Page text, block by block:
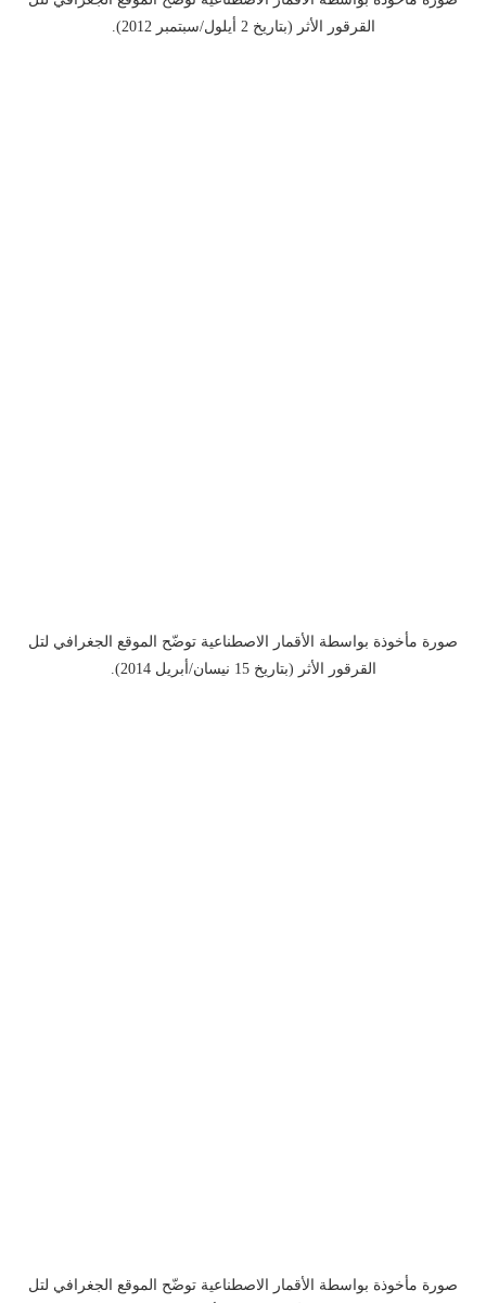
القرقور الأثر (بتاريخ 2 أيلول/سبتمبر 2012).
صورة مأخوذة بواسطة الأقمار الاصطناعية توضّح الموقع الجغرافي لتل
القرقور الأثر (بتاريخ 15 نيسان/أبريل 2014).
صورة مأخوذة بواسطة الأقمار الاصطناعية توضّح الموقع الجغرافي لتل